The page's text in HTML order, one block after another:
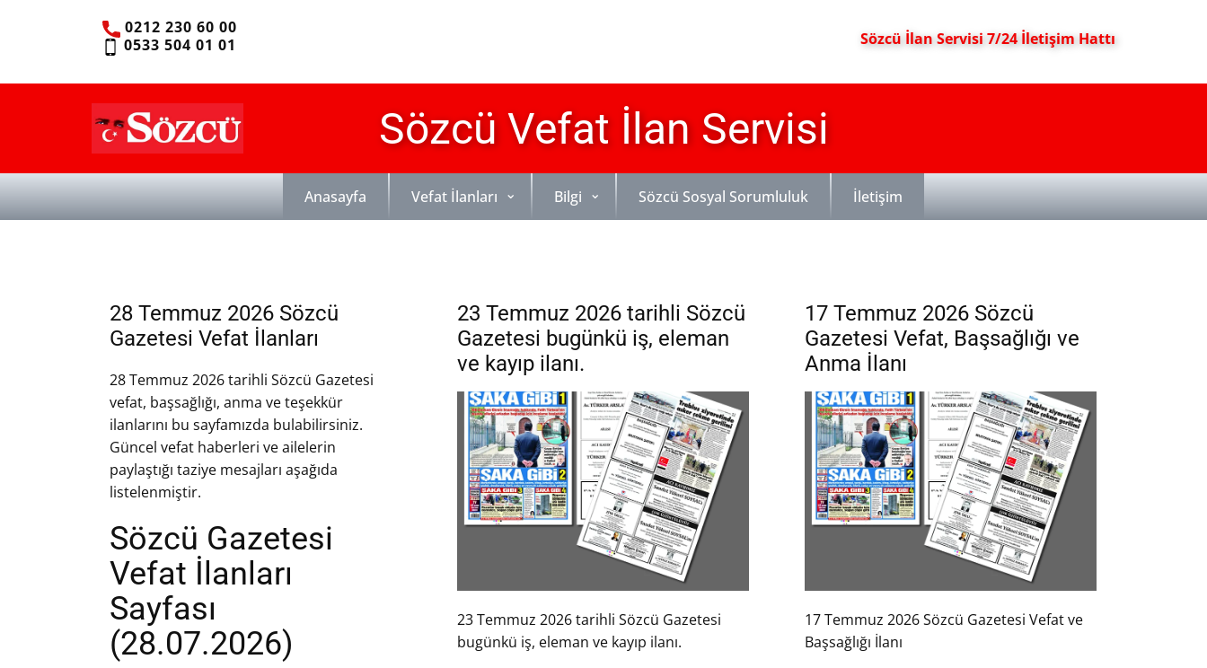
0212 230 60 00
0533 504 01 01
Sözcü İlan Servisi 7/24 İletişim Hattı
Sözcü Vefat İlan Servisi
Anasayfa Vefat İlanları Bilgi Sözcü Sosyal Sorumluluk İletişim
28 Temmuz 2026 Sözcü
Gazetesi Vefat İlanları
28 Temmuz 2026 tarihli Sözcü Gazetesi
vefat, başsağlığı, anma ve teşekkür
ilanlarını bu sayfamızda bulabilirsiniz.
Güncel vefat haberleri ve ailelerin
paylaştığı taziye mesajları aşağıda
listelenmiştir.
Sözcü Gazetesi
Vefat İlanları
Sayfası
(28.07.2026)
23 Temmuz 2026 tarihli Sözcü
Gazetesi bugünkü iş, eleman
ve kayıp ilanı.
23 Temmuz 2026 tarihli Sözcü Gazetesi
bugünkü iş, eleman ve kayıp ilanı.
17 Temmuz 2026 Sözcü
Gazetesi Vefat, Başsağlığı ve
Anma İlanı
17 Temmuz 2026 Sözcü Gazetesi Vefat ve
Başsağlığı İlanı